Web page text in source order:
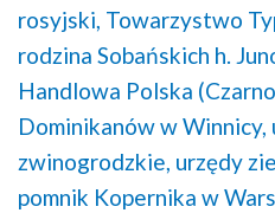
rosyjski, Towarzystwo
rodzina Sobańskich h.
Handlowa Polska
Dominikanów w Winnicy,
zwinogrodzkie, urzędy
pomnik Kopernika w